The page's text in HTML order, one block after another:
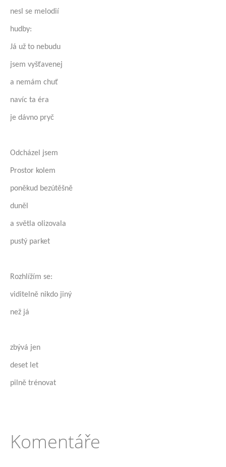
nesl se melodií
hudby:
Já už to nebudu
jsem vyšťavenej
a nemám chuť
navíc ta éra
je dávno pryč
Odcházel jsem
Prostor kolem
poněkud bezútěšně
duněl
a světla olizovala
pustý parket
Rozhlížím se:
viditelně nikdo jiný
než já
zbývá jen
deset let
pilně trénovat
Komentáře